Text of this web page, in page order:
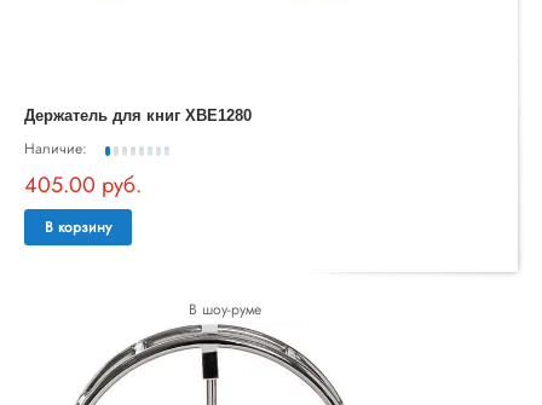
Держатель для книг XBE1280
Наличие:
405.00 руб.
В корзину
В шоу-руме